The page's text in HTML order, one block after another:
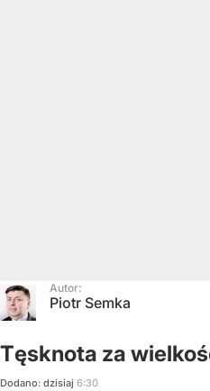
Autor:
Piotr Semka
Tęsknota za
Dodano: dzisiaj 6:30